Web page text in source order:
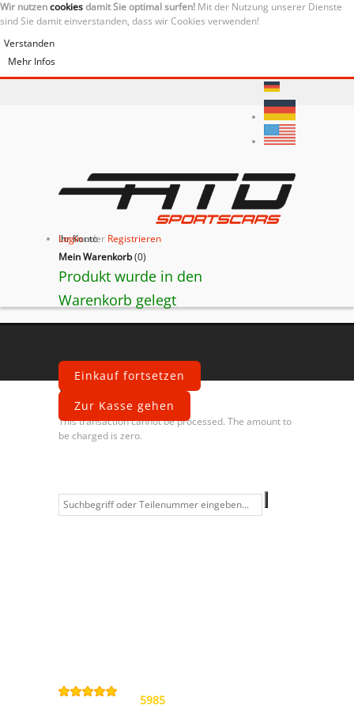
Wir nutzencookiesdamit Sie optimal surfen! Mit der Nutzung unserer Dienste
sind Sie damit einverstanden, dass wir Cookies verwenden!
Verstanden
Mehr Infos
Ihr Konto
Loginoder Registrieren
Mein Warenkorb(0)
Produkt wurde in den
Warenkorb gelegt
Einkauf fortsetzen
Zur Kasse gehen
Fehler
This transaction cannot be processed. The amount to
be charged is zero.
Kontakt
Allgemeine
/5
5985